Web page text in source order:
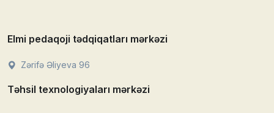
Elmi pedaqoji tədqiqatları mərkəzi
Zərifə Əliyeva 96
Təhsil texnologiyaları mərkəzi